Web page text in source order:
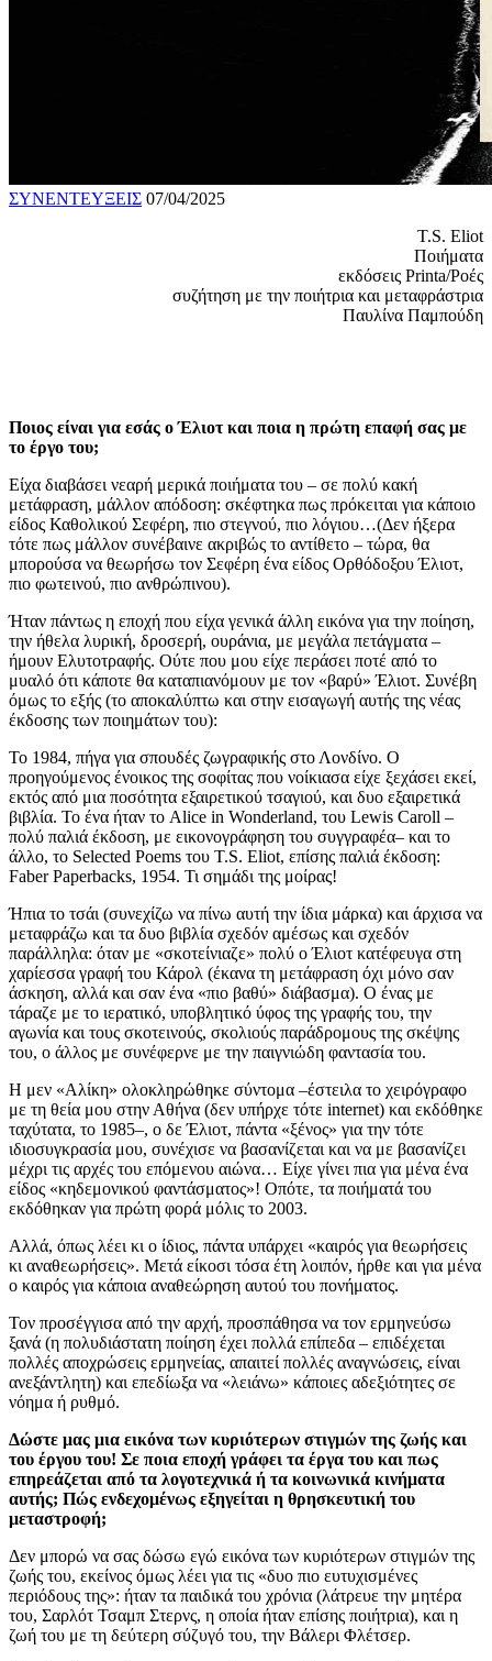
ΣΥΝΕΝΤΕΥΞΕΙΣ 07/04/2025
T.S. Eliot
Ποιήματα
εκδόσεις Printa/Ροές
συζήτηση με την ποιήτρια και μεταφράστρια
Παυλίνα Παμπούδη
Ποιος είναι για εσάς ο Έλιοτ και ποια η πρώτη επαφή σας με
το έργο του;
Είχα διαβάσει νεαρή μερικά ποιήματα του – σε πολύ κακή
μετάφραση, μάλλον απόδοση: σκέφτηκα πως πρόκειται για κάποιο
είδος Καθολικού Σεφέρη, πιο στεγνού, πιο λόγιου…(Δεν ήξερα
τότε πως μάλλον συνέβαινε ακριβώς το αντίθετο – τώρα, θα
μπορούσα να θεωρήσω τον Σεφέρη ένα είδος Ορθόδοξου Έλιοτ,
πιο φωτεινού, πιο ανθρώπινου).
Ήταν πάντως η εποχή που είχα γενικά άλλη εικόνα για την ποίηση,
την ήθελα λυρική, δροσερή, ουράνια, με μεγάλα πετάγματα –
ήμουν Ελυτοτραφής. Ούτε που μου είχε περάσει ποτέ από το
μυαλό ότι κάποτε θα καταπιανόμουν με τον «βαρύ» Έλιοτ. Συνέβη
όμως το εξής (το αποκαλύπτω και στην εισαγωγή αυτής της νέας
έκδοσης των ποιημάτων του):
Το 1984, πήγα για σπουδές ζωγραφικής στο Λονδίνο. Ο
προηγούμενος ένοικος της σοφίτας που νοίκιασα είχε ξεχάσει εκεί,
εκτός από μια ποσότητα εξαιρετικού τσαγιού, και δυο εξαιρετικά
βιβλία. Το ένα ήταν το Alice in Wonderland, του Lewis Caroll –
πολύ παλιά έκδοση, με εικονογράφηση του συγγραφέα– και το
άλλο, το Selected Poems του T.S. Eliot, επίσης παλιά έκδοση:
Faber Paperbacks, 1954. Τι σημάδι της μοίρας!
Ήπια το τσάι (συνεχίζω να πίνω αυτή την ίδια μάρκα) και άρχισα να
μεταφράζω και τα δυο βιβλία σχεδόν αμέσως και σχεδόν
παράλληλα: όταν με «σκοτείνιαζε» πολύ ο Έλιοτ κατέφευγα στη
χαρίεσσα γραφή του Κάρολ (έκανα τη μετάφραση όχι μόνο σαν
άσκηση, αλλά και σαν ένα «πιο βαθύ» διάβασμα). Ο ένας με
τάραζε με το ιερατικό, υποβλητικό ύφος της γραφής του, την
αγωνία και τους σκοτεινούς, σκολιούς παράδρομους της σκέψης
του, ο άλλος με συνέφερνε με την παιγνιώδη φαντασία του.
Η μεν «Αλίκη» ολοκληρώθηκε σύντομα –έστειλα το χειρόγραφο
με τη θεία μου στην Αθήνα (δεν υπήρχε τότε internet) και εκδόθηκε
ταχύτατα, το 1985–, ο δε Έλιοτ, πάντα «ξένος» για την τότε
ιδιοσυγκρασία μου, συνέχισε να βασανίζεται και να με βασανίζει
μέχρι τις αρχές του επόμενου αιώνα… Είχε γίνει πια για μένα ένα
είδος «κηδεμονικού φαντάσματος»! Οπότε, τα ποιήματά του
εκδόθηκαν για πρώτη φορά μόλις το 2003.
Αλλά, όπως λέει κι ο ίδιος, πάντα υπάρχει «καιρός για θεωρήσεις
κι αναθεωρήσεις». Μετά είκοσι τόσα έτη λοιπόν, ήρθε και για μένα
ο καιρός για κάποια αναθεώρηση αυτού του πονήματος.
Τον προσέγγισα από την αρχή, προσπάθησα να τον ερμηνεύσω
ξανά (η πολυδιάστατη ποίηση έχει πολλά επίπεδα – επιδέχεται
πολλές αποχρώσεις ερμηνείας, απαιτεί πολλές αναγνώσεις, είναι
ανεξάντλητη) και επεδίωξα να «λειάνω» κάποιες αδεξιότητες σε
νόημα ή ρυθμό.
Δώστε μας μια εικόνα των κυριότερων στιγμών της ζωής και
του έργου του! Σε ποια εποχή γράφει τα έργα του και πως
επηρεάζεται από τα λογοτεχνικά ή τα κοινωνικά κινήματα
αυτής; Πώς ενδεχομένως εξηγείται η θρησκευτική του
μεταστροφή;
Δεν μπορώ να σας δώσω εγώ εικόνα των κυριότερων στιγμών της
ζωής του, εκείνος όμως λέει για τις «δυο πιο ευτυχισμένες
περιόδους της»: ήταν τα παιδικά του χρόνια (λάτρευε την μητέρα
του, Σαρλότ Τσαμπ Στερνς, η οποία ήταν επίσης ποιήτρια), και η
ζωή του με τη δεύτερη σύζυγό του, την Βάλερι Φλέτσερ.